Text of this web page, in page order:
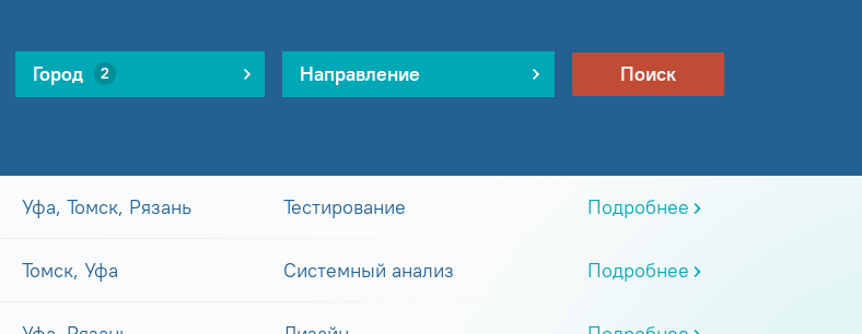
Город 2 Направление Поиск
Уфа, Томск, Рязань Тестирование Подробнее
Томск, Уфа Системный анализ Подробнее